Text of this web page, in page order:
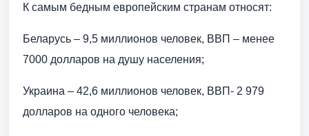
К самым бедным европейским странам относят:
Беларусь – 9,5 миллионов человек, ВВП – менее
7000 долларов на душу населения;
Украина – 42,6 миллионов человек, ВВП- 2 979
долларов на одного человека;